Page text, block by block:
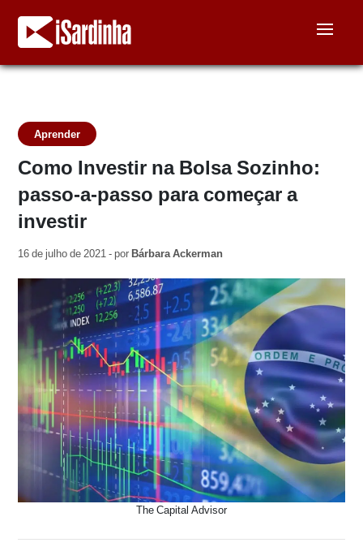
Aprender
Como Investir na Bolsa Sozinho:
passo-a-passo para começar a
investir
16 de julho de 2021 - por Bárbara Ackerman
The Capital Advisor